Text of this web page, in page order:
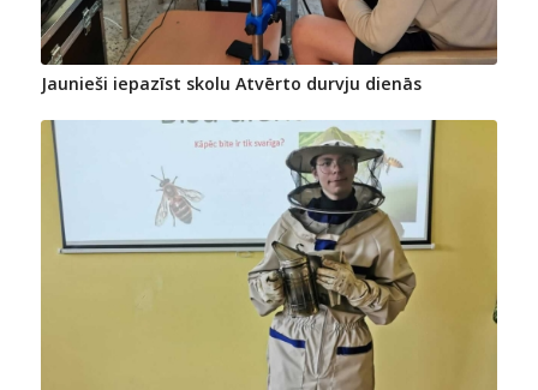
Jaunieši iepazīst skolu Atvērto durvju dienās